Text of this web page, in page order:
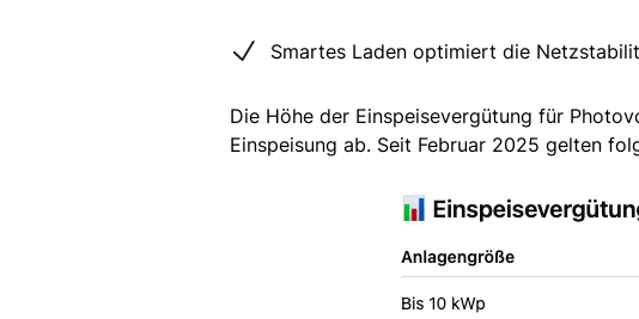
Smartes Laden optimiert die
Die Höhe der Einspeisevergütung für
Einspeisung ab. Seit Februar 2025 gelten